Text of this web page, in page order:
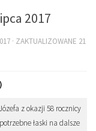
2017
· ZAKTUALIZOWANE 21
z okazji 58 rocznicy
łaski na dalsze